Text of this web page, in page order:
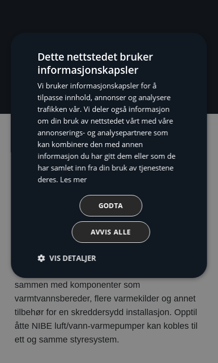
Beskrivelse
Beskrivelse
klimaanlegget, og er ment å kombineres med
NIBE luft/vann-varmepumper for et komplett
varme- og varmtvannssystem for boliger og
større næringsbygg. NIBE SMO S40 gir
maksimal fleksibilitet når det kommer til
systemløsninger. Styremodulen kan kobles
sammen med komponenter som
varmtvannsbereder, flere varmekilder og annet
tilbehør for en skreddersydd installasjon. Opptil
åtte NIBE luft/vann-varmepumper kan kobles til
ett og samme styresystem.
Dette nettstedet bruker
informasjonskapsler
Vi bruker informasjonskapsler for å
tilpasse innhold, annonser og analysere
trafikken vår. Vi deler også informasjon
om din bruk av nettstedet vårt med våre
annonserings- og analysepartnere som
kan kombinere den med annen
informasjon du har gitt dem eller som de
har samlet inn fra din bruk av tjenestene
deres. Les mer
GODTA
AVVIS ALLE
VIS DETALJER